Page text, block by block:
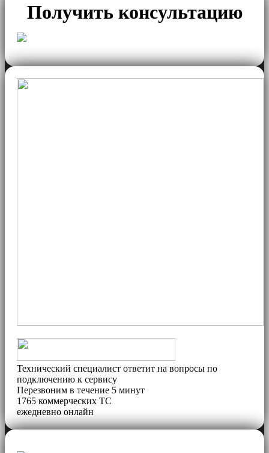
Получить консультацию
Технический специалист ответит на вопросы по
подключению к сервису
Перезвоним в течение 5 минут
1765 коммерческих ТС
ежедневно онлайн